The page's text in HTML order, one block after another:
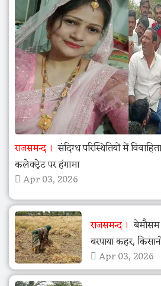
राजसमन्द
संदिग्ध परिस्थितियों में
कलेक्ट्रेट पर हंगामा
Apr 03, 2026
राजसमन्द
बेमौसम
बरपाया कहर,
Apr 03, 2026